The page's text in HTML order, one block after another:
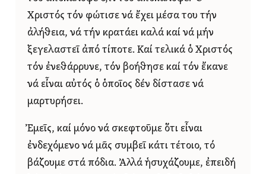
Χριστός τόν φώτισε νά ἔχει μέσα του τήν
ἀλήθεια, νά τήν κρατάει καλά καί νά μήν
ξεγελαστεῖ ἀπό τίποτε. Καί τελικά ὁ Χριστός
τόν ἐνεθάρρυνε, τόν βοήθησε καί τόν ἔκανε
νά εἶναι αὐτός ὁ ὁποῖος δέν δίστασε νά
μαρτυρήσει.
Ἐμεῖς, καί μόνο νά σκεφτοῦμε ὅτι εἶναι
ἐνδεχόμενο νά μᾶς συμβεῖ κάτι τέτοιο, τό
βάζουμε στά πόδια. Ἀλλά ἡσυχάζουμε, ἐπειδή